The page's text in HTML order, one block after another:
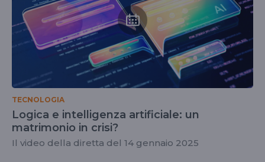
TECNOLOGIA
Logica e intelligenza artificiale: un
matrimonio in crisi?
Il video della diretta del 14 gennaio 2025